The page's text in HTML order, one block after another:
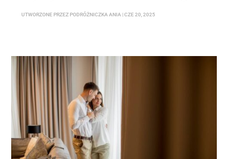
UTWORZONE PRZEZ PODRÓŻNICZKA ANIA |CZE 20, 2025